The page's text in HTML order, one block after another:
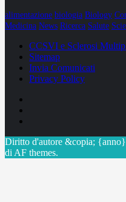
alimentazione biologia Biology
Medicina News Ricerca Salute
CCSVI e Sclerosi
Sitemap
Invia Comunicati
Privacy Policy
Diritto d'autore &copia;
di AF themes.